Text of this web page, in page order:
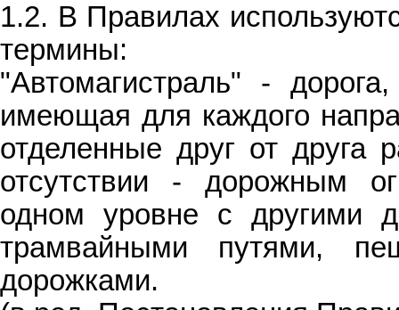
1.2. В Правилах
термины:
"Автомагистраль" -
имеющая для каждого
отделенные друг от друга
отсутствии - дорожным
одном уровне с другими
трамвайными путями,
дорожками.